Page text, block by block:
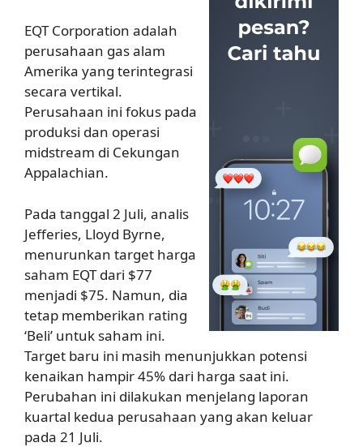
EQT Corporation adalah
perusahaan gas alam
Amerika yang terintegrasi
secara vertikal.
Perusahaan ini fokus pada
produksi dan operasi
midstream di Cekungan
Appalachian.
Pada tanggal 2 Juli, analis
Jefferies, Lloyd Byrne,
menurunkan target harga
saham EQT dari $77
menjadi $75. Namun, dia
tetap memberikan rating
‘Beli’ untuk saham ini.
Target baru ini masih menunjukkan potensi
kenaikan hampir 45% dari harga saat ini.
Perubahan ini dilakukan menjelang laporan
kuartal kedua perusahaan yang akan keluar
pada 21 Juli.